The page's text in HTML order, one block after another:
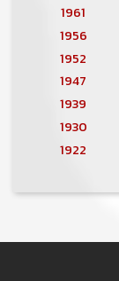
1961
1956
1952
1947
1939
1930
1922